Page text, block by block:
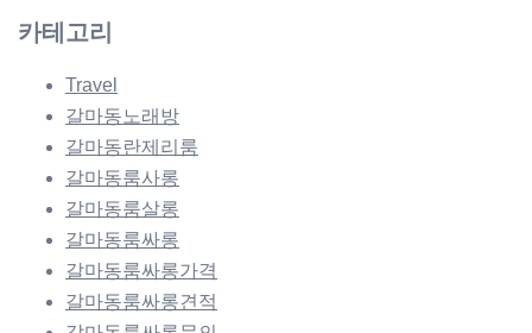
카테고리
Travel
갈마동노래방
갈마동란제리룸
갈마동룸사롱
갈마동룸살롱
갈마동룸싸롱
갈마동룸싸롱가격
갈마동룸싸롱견적